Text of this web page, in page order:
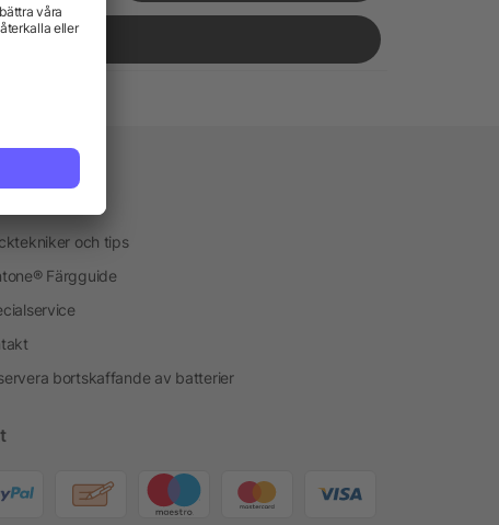
och tips
Färgguide
bortskaffande av batterier